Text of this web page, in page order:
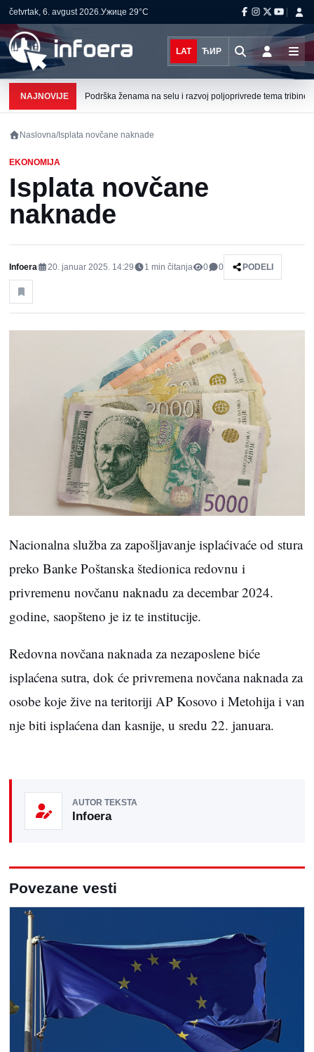
četvrtak, 6. avgust 2026.Ужице 29°C
LAT ЋИР
NAJNOVIJE Podrška ženama na selu i razvoj poljoprivrede tema tribine
Naslovna/Isplata novčane naknade
EKONOMIJA
Isplata novčane
naknade
Infoera 20. januar 2025. 14:29 1 min čitanja 0 0 PODELI
Nacionalna služba za zapošljavanje isplaćivaće od stura
preko Banke Poštanska štedionica redovnu i
privremenu novčanu naknadu za decembar 2024.
godine, saopšteno je iz te institucije.
Redovna novčana naknada za nezaposlene biće
isplaćena sutra, dok će privremena novčana naknada za
osobe koje žive na teritoriji AP Kosovo i Metohija i van
nje biti isplaćena dan kasnije, u sredu 22. januara.
AUTOR TEKSTA
Infoera
Povezane vesti